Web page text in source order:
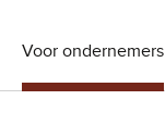
Voor ondernemers